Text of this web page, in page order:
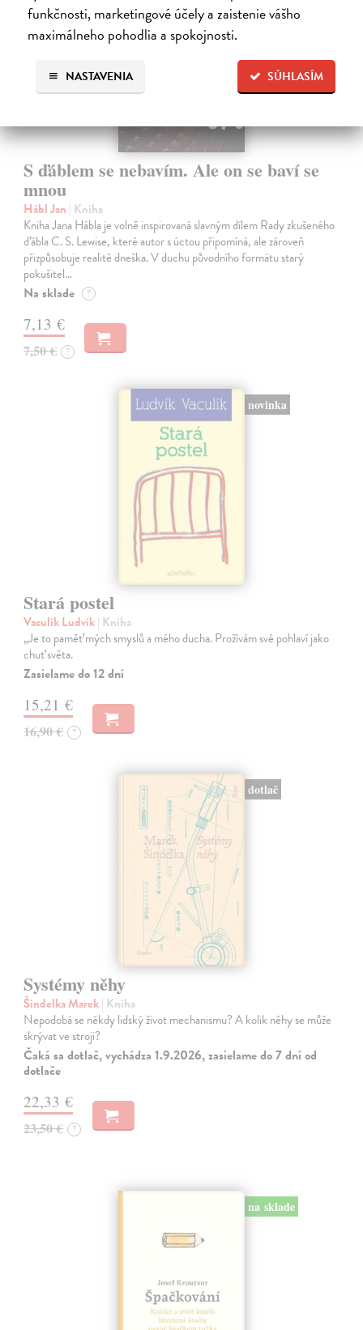
funkčnosti, marketingové účely a zaistenie vášho
maximálneho pohodlia a spokojnosti.
SÚHLASÍM
NASTAVENIA
S ďáblem se nebavím. Ale on se baví se
mnou
Hábl Jan | Kniha
Kniha Jana Hábla je volně inspirovaná slavným dílem Rady zkušeného
ďábla C. S. Lewise, které autor s úctou připomíná, ale zároveň
přizpůsobuje realitě dneška. V duchu původního formátu starý
pokušitel…
Na sklade ?
7,13 €
7,50 € ?
novinka
Stará postel
Vaculík Ludvík| Kniha
„Je to paměť mých smyslů a mého ducha. Prožívám své pohlaví jako
chuť světa.
Zasielame do 12 dní
15,21 €
16,90 € ?
dotlač
Systémy něhy
Šindelka Marek| Kniha
Nepodobá se někdy lidský život mechanismu? A kolik něhy se může
skrývat ve stroji?
Čaká sa dotlač, vychádza 1.9.2026, zasielame do 7 dní od
dotlače
22,33 €
23,50 € ?
na sklade